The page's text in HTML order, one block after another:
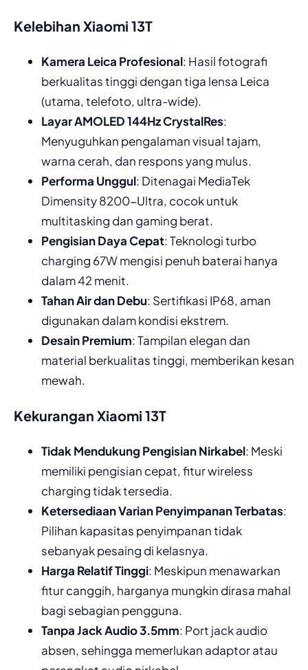
Kelebihan Xiaomi 13T
Kamera Leica Profesional: Hasil fotografi
berkualitas tinggi dengan tiga lensa Leica
(utama, telefoto, ultra-wide).
Layar AMOLED 144Hz CrystalRes:
Menyuguhkan pengalaman visual tajam,
warna cerah, dan respons yang mulus.
Performa Unggul: Ditenagai MediaTek
Dimensity 8200-Ultra, cocok untuk
multitasking dan gaming berat.
Pengisian Daya Cepat: Teknologi turbo
charging 67W mengisi penuh baterai hanya
dalam 42 menit.
Tahan Air dan Debu: Sertifikasi IP68, aman
digunakan dalam kondisi ekstrem.
Desain Premium: Tampilan elegan dan
material berkualitas tinggi, memberikan kesan
mewah.
Kekurangan Xiaomi 13T
Tidak Mendukung Pengisian Nirkabel: Meski
memiliki pengisian cepat, fitur wireless
charging tidak tersedia.
Ketersediaan Varian Penyimpanan Terbatas:
Pilihan kapasitas penyimpanan tidak
sebanyak pesaing di kelasnya.
Harga Relatif Tinggi: Meskipun menawarkan
fitur canggih, harganya mungkin dirasa mahal
bagi sebagian pengguna.
Tanpa Jack Audio 3.5mm: Port jack audio
absen, sehingga memerlukan adaptor atau